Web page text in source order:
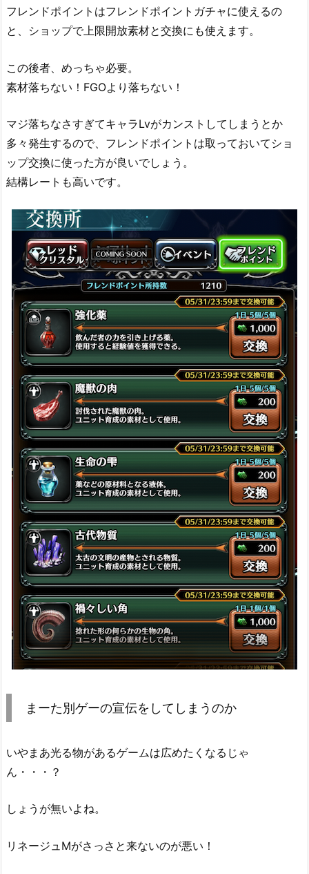
フレンドポイントはフレンドポイントガチャに使えるの
と、ショップで上限開放素材と交換にも使えます。
この後者、めっちゃ必要。
素材落ちない！FGOより落ちない！
マジ落ちなさすぎてキャラLvがカンストしてしまうとか
多々発生するので、フレンドポイントは取っておいてショ
ップ交換に使った方が良いでしょう。
結構レートも高いです。
まーた別ゲーの宣伝をしてしまうのか
いやまあ光る物があるゲームは広めたくなるじゃ
ん・・・？
しょうが無いよね。
リネージュMがさっさと来ないのが悪い！